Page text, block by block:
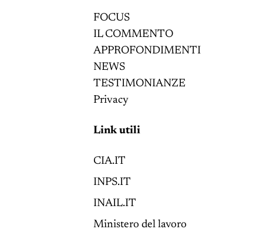
FOCUS
IL COMMENTO
APPROFONDIMENTI
NEWS
TESTIMONIANZE
Privacy
Link utili
CIA.IT
INPS.IT
INAIL.IT
Ministero del lavoro